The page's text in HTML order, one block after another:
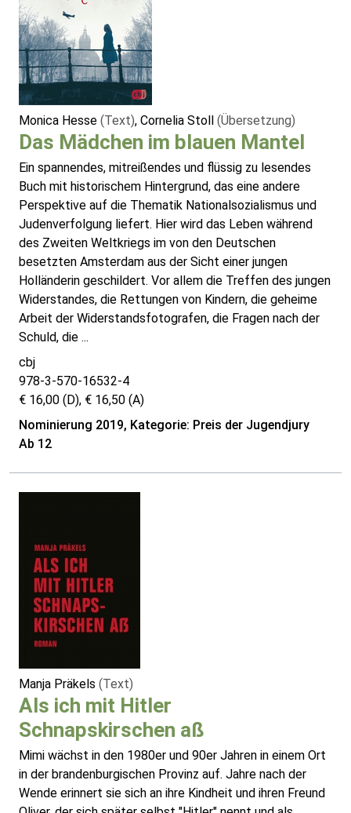
Monica Hesse (Text), Cornelia Stoll (Übersetzung)
Das Mädchen im blauen Mantel
Ein spannendes, mitreißendes und flüssig zu lesendes
Buch mit historischem Hintergrund, das eine andere
Perspektive auf die Thematik Nationalsozialismus und
Judenverfolgung liefert. Hier wird das Leben während
des Zweiten Weltkriegs im von den Deutschen
besetzten Amsterdam aus der Sicht einer jungen
Holländerin geschildert. Vor allem die Treffen des jungen
Widerstandes, die Rettungen von Kindern, die geheime
Arbeit der Widerstandsfotografen, die Fragen nach der
Schuld, die ...
cbj
978-3-570-16532-4
€ 16,00 (D), € 16,50 (A)
Nominierung 2019, Kategorie: Preis der Jugendjury
Ab 12
Manja Präkels (Text)
Als ich mit Hitler
Schnapskirschen aß
Mimi wächst in den 1980er und 90er Jahren in einem Ort
in der brandenburgischen Provinz auf. Jahre nach der
Wende erinnert sie sich an ihre Kindheit und ihren Freund